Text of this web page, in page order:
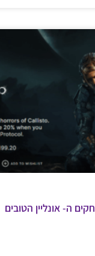
ה- אונליין הטובים